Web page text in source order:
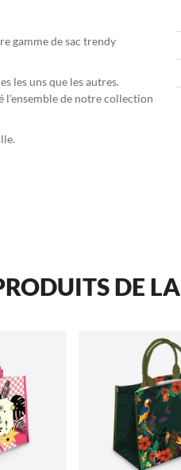
gamme de sac trendy
les uns que les autres.
l'ensemble de notre collection
DE LA